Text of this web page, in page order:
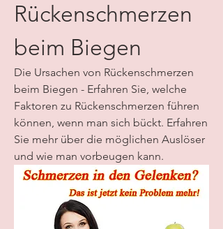
Rückenschmerzen
beim Biegen
Die Ursachen von Rückenschmerzen
beim Biegen - Erfahren Sie, welche
Faktoren zu Rückenschmerzen führen
können, wenn man sich bückt. Erfahren
Sie mehr über die möglichen Auslöser
und wie man vorbeugen kann.